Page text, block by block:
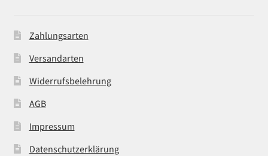
Zahlungsarten
Versandarten
Widerrufsbelehrung
AGB
Impressum
Datenschutzerklärung